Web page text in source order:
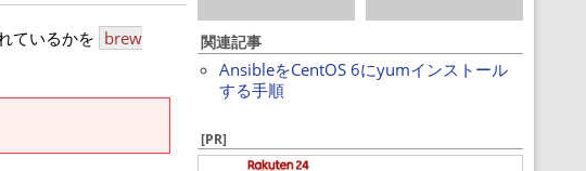
ているかを brew
関連記事
AnsibleをCentOS 6にyumインストール
する手順
[PR]